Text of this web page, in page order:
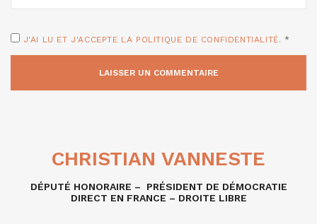
J'AI LU ET J'ACCEPTE LA POLITIQUE DE CONFIDENTIALITÉ. *
CHRISTIAN VANNESTE
DÉPUTÉ HONORAIRE – PRÉSIDENT DE DÉMOCRATIE
DIRECT EN FRANCE – DROITE LIBRE